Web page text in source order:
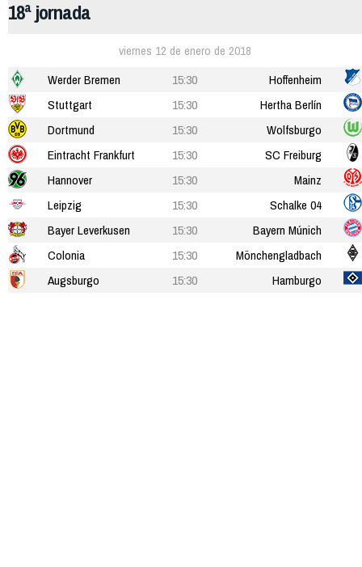
18ª jornada
viernes 12 de enero de 2018
Werder Bremen
15:30
Hoffenheim
Stuttgart
15:30
Hertha Berlín
Dortmund
15:30
Wolfsburgo
Eintracht Frankfurt
15:30
SC Freiburg
Hannover
15:30
Mainz
Leipzig
15:30
Schalke 04
Bayer Leverkusen
15:30
Bayern Múnich
Colonia
15:30
Mönchengladbach
Augsburgo
15:30 Hamburgo